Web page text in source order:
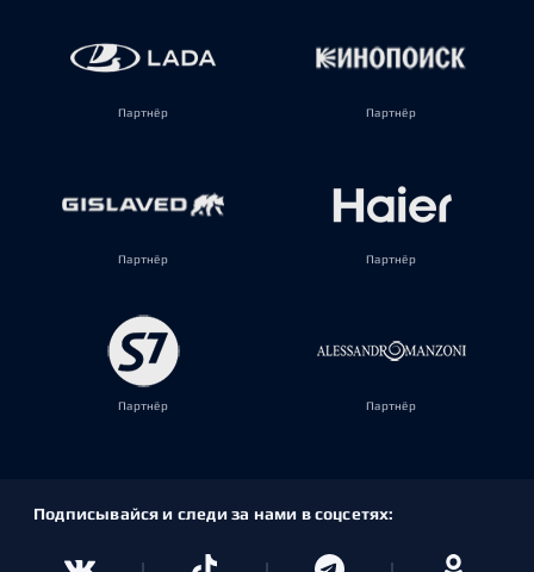
Партнёр Партнёр
Партнёр Партнёр
Партнёр Партнёр
Подписывайся и следи за нами в соцсетях: